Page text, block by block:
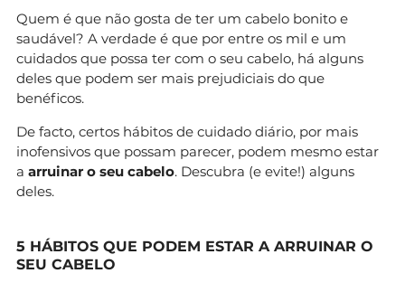
Quem é que não gosta de ter um cabelo bonito e
saudável? A verdade é que por entre os mil e um
cuidados que possa ter com o seu cabelo, há alguns
deles que podem ser mais prejudiciais do que
benéficos.
De facto, certos hábitos de cuidado diário, por mais
inofensivos que possam parecer, podem mesmo estar
a arruinar o seu cabelo. Descubra (e evite!) alguns
deles.
5 HÁBITOS QUE PODEM ESTAR A ARRUINAR O
SEU CABELO